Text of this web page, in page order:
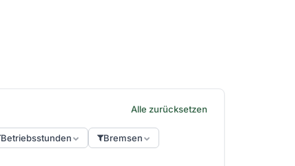
Alle zurücksetzen
Betriebsstunden
Bremsen